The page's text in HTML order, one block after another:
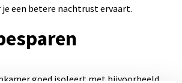
een betere nachtrust ervaart.
goed isoleert met bijvoorbeeld